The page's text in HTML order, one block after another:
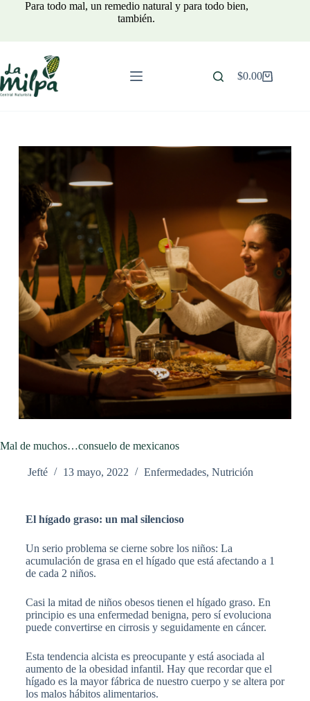
Para todo mal, un remedio natural y para todo bien,
también.
$0.00
Mal de muchos…consuelo de mexicanos
Jefté 13 mayo, 2022 Enfermedades, Nutrición
El hígado graso: un mal silencioso
Un serio problema se cierne sobre los niños: La
acumulación de grasa en el hígado que está afectando a 1
de cada 2 niños.
Casi la mitad de niños obesos tienen el hígado graso. En
principio es una enfermedad benigna, pero sí evoluciona
puede convertirse en cirrosis y seguidamente en cáncer.
Esta tendencia alcista es preocupante y está asociada al
aumento de la obesidad infantil. Hay que recordar que el
hígado es la mayor fábrica de nuestro cuerpo y se altera por
los malos hábitos alimentarios.